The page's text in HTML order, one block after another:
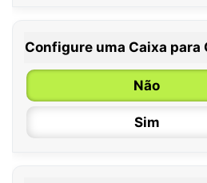
Configure uma Caixa para
Não
Sim